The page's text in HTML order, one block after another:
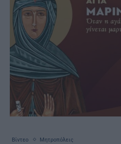
Βίντεο Μητροπόλεις